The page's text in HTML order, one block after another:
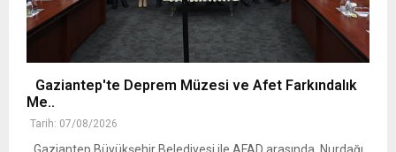
Gaziantep'te Deprem Müzesi ve Afet Farkındalık
Me..
Tarih: 07/08/2026